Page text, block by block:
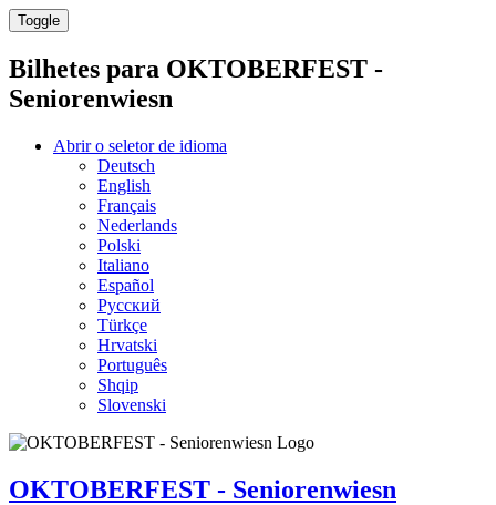
Toggle
Bilhetes para OKTOBERFEST -
Seniorenwiesn
Abrir o seletor de idioma
Deutsch
English
Français
Nederlands
Polski
Italiano
Español
Русский
Türkçe
Hrvatski
Português
Shqip
Slovenski
OKTOBERFEST - Seniorenwiesn